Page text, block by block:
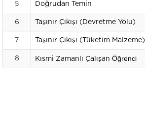
5 Doğrudan Temin
6 Taşınır Çıkışı (Devretme Yolu)
7 Taşınır Çıkışı (Tüketim Malzeme)
8 Kısmi Zamanlı Çalışan Öğrenci